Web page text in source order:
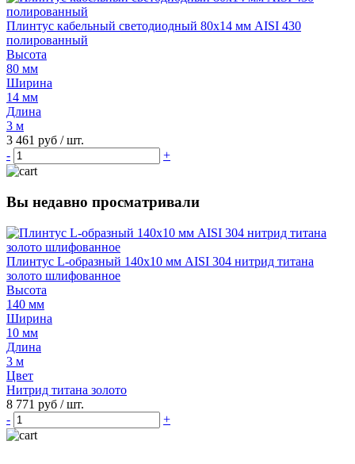
Плинтус кабельный светодиодный 80x14 мм AISI 430
полированный
Высота
80 мм
Ширина
14 мм
Длина
3 м
3 461 руб / шт.
-
+
Вы недавно просматривали
Плинтус L-образный 140х10 мм AISI 304 нитрид титана
золото шлифованное
Высота
140 мм
Ширина
10 мм
Длина
3 м
Цвет
Нитрид титана золото
8 771 руб / шт.
-
+